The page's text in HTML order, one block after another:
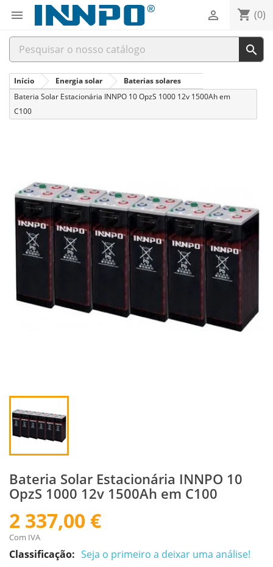
 shopping_cart (0)


Início Energia solar
Baterias solares
Bateria Solar Estacionária INNPO 10 OpzS 1000 12v 1500Ah em
C100
Bateria Solar Estacionária INNPO 10
OpzS 1000 12v 1500Ah em C100
2 337,00 €
Com IVA
Classificação: Seja o primeiro a deixar uma análise!